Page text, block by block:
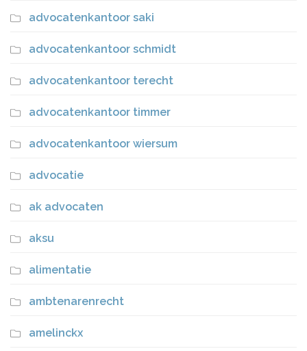
advocatenkantoor saki
advocatenkantoor schmidt
advocatenkantoor terecht
advocatenkantoor timmer
advocatenkantoor wiersum
advocatie
ak advocaten
aksu
alimentatie
ambtenarenrecht
amelinckx